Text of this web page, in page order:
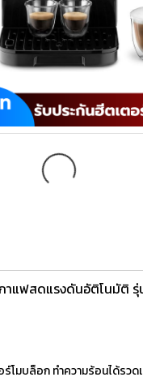
าแฟสดแรงดันอัติโนมัติ รุ่
โมบล็อก ทำความร้อนได้รวด